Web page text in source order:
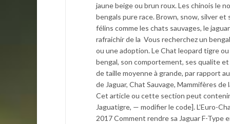
jaune beige ou brun roux. Les chinois le
bengals pure race. Brown, snow, silver
félins comme les chats sauvages, le
rafraichir de la Vous recherchez un
ou une adoption. Le Chat leopard tigre
bengal, son comportement, ses qualite
de taille moyenne à grande, par rapport
de Jaguar, Chat Sauvage, Mammifères
Cet article ou cette section peut contenir
Jaguatigre, — modifier le code]. L’Euro-
2017 Comment rendre sa Jaguar F-Type